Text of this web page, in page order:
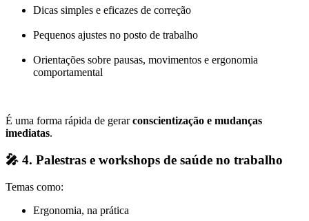
Dicas simples e eficazes de correção
Pequenos ajustes no posto de trabalho
Orientações sobre pausas, movimentos e ergonomia
comportamental
É uma forma rápida de gerarconscientização e mudanças
imediatas.
🎤 4. Palestras e workshops de saúde no trabalho
Temas como:
Ergonomia, na prática